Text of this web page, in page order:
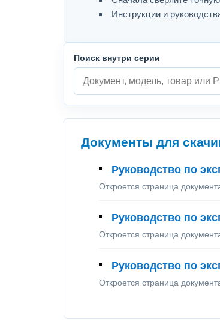
Инструкции и
Поиск внутри серии
Документы для
Руководство по
Откроется страница
Руководство по
Откроется страница
Руководство по
Откроется страница